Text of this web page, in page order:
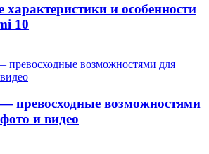
характеристики и особенности
10
превосходные возможностями
и видео